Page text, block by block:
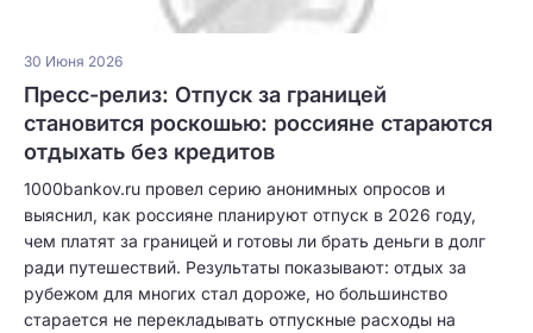
30 Июня 2026
Пресс-релиз: Отпуск за границей
становится роскошью: россияне стараются
отдыхать без кредитов
1000bankov.ru провел серию анонимных опросов и
выяснил, как россияне планируют отпуск в 2026 году,
чем платят за границей и готовы ли брать деньги в долг
ради путешествий. Результаты показывают: отдых за
рубежом для многих стал дороже, но большинство
старается не перекладывать отпускные расходы на